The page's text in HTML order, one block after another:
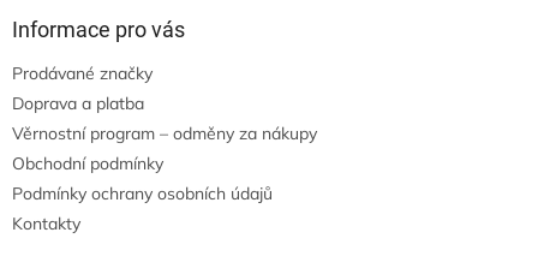
Informace pro vás
Prodávané značky
Doprava a platba
Věrnostní program – odměny za nákupy
Obchodní podmínky
Podmínky ochrany osobních údajů
Kontakty